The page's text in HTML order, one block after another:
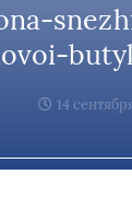
14